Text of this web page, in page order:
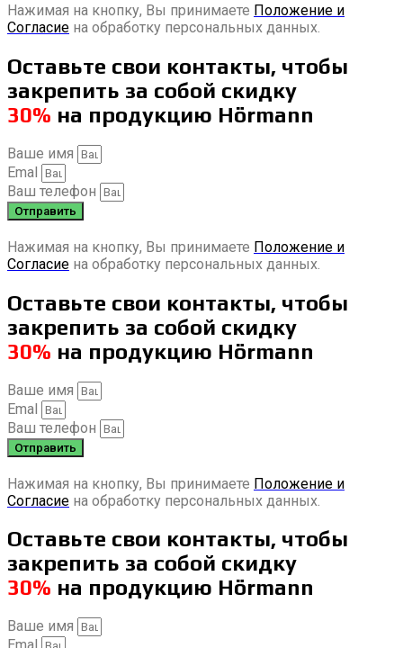
Нажимая на кнопку, Вы принимаете Положение и
Согласие на обработку персональных данных.
Оставьте свои контакты, чтобы
закрепить за собой скидку
30% на продукцию Hörmann
Ваше имя
Emal
Ваш телефон
Отправить
Нажимая на кнопку, Вы принимаете Положение и
Согласие на обработку персональных данных.
Оставьте свои контакты, чтобы
закрепить за собой скидку
30% на продукцию Hörmann
Ваше имя
Emal
Ваш телефон
Отправить
Нажимая на кнопку, Вы принимаете Положение и
Согласие на обработку персональных данных.
Оставьте свои контакты, чтобы
закрепить за собой скидку
30% на продукцию Hörmann
Ваше имя